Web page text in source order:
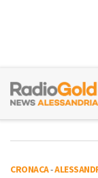
CRONACA-